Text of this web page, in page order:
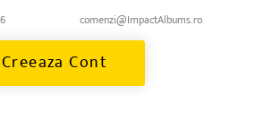
comenzi@ImpactAlbums.ro
Creeaza Cont